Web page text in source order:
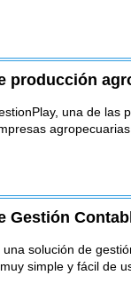
producción
una de las
Gestión
una solución de
simple y fácil de